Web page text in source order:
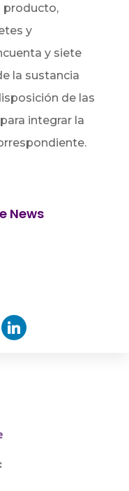
producto,
y
y siete
la sustancia
de las
integrar la
News